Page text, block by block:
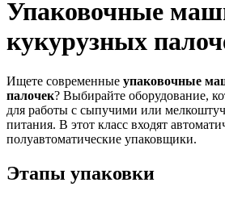
Упаковочные
кукурузных
Ищете современные упаковочные
палочек? Выбирайте оборудование,
для работы с сыпучими или
питания. В этот класс входят
полуавтоматические упаковщики.
Этапы упаковки